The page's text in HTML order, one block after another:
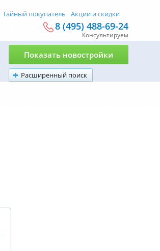
Тайный покупатель Акции и скидки
8 (495) 488-69-24
Консультируем
Расширенный поиск
Показать новостройки